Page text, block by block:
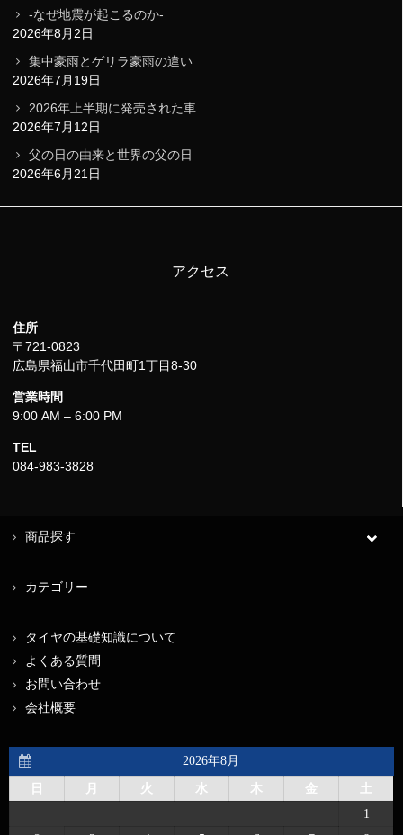
-なぜ地震が起こるのか-
2026年8月2日
集中豪雨とゲリラ豪雨の違い
2026年7月19日
2026年上半期に発売された車
2026年7月12日
父の日の由来と世界の父の日
2026年6月21日
アクセス
住所
〒721-0823
広島県福山市千代田町1丁目8-30
営業時間
9:00 AM – 6:00 PM
TEL
084-983-3828
商品探す
カテゴリー
タイヤの基礎知識について
よくある質問
お問い合わせ
会社概要
2026年8月
日 月 火 水 木 金
土
1